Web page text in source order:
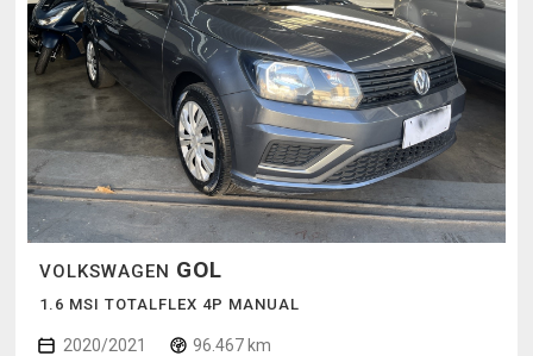
VOLKSWAGEN GOL
1.6 MSI TOTALFLEX 4P MANUAL
2020/2021 96.467 km